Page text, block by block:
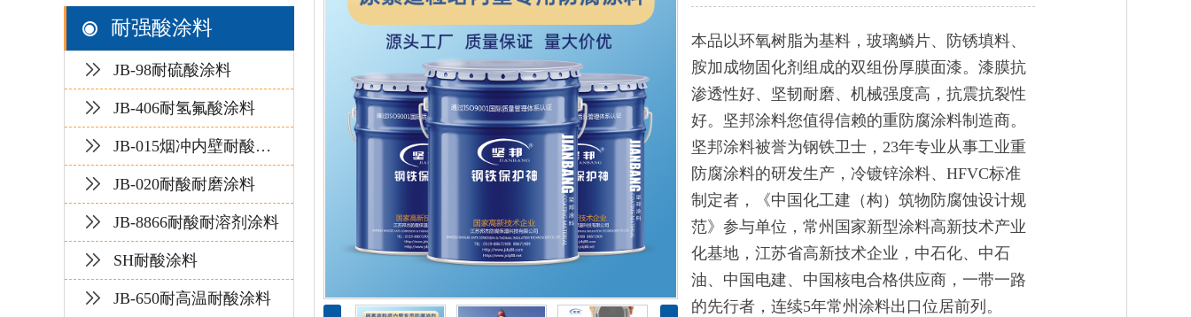
本品以环氧树脂为基料，玻璃鳞片、防锈填料、
胺加成物固化剂组成的双组份厚膜面漆。漆膜抗
渗透性好、坚韧耐磨、机械强度高，抗震抗裂性
好。坚邦涂料您值得信赖的重防腐涂料制造商。
坚邦涂料被誉为钢铁卫士，23年专业从事工业重
防腐涂料的研发生产，冷镀锌涂料、HFVC标准
制定者，《中国化工建（构）筑物防腐蚀设计规
范》参与单位，常州国家新型涂料高新技术产业
化基地，江苏省高新技术企业，中石化、中石
油、中国电建、中国核电合格供应商，一带一路
的先行者，连续5年常州涂料出口位居前列。
耐强酸涂料
JB-98耐硫酸涂料
JB-406耐氢氟酸涂料
JB-015烟冲内壁耐酸涂
料
JB-020耐酸耐磨涂料
JB-8866耐酸耐溶剂涂料
SH耐酸涂料
JB-650耐高温耐酸涂料